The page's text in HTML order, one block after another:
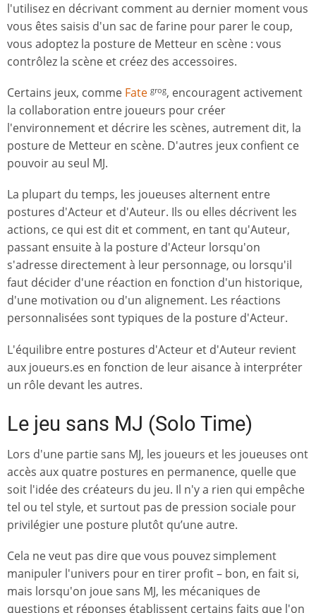
l'utilisez en décrivant comment au dernier moment vous
vous êtes saisis d'un sac de farine pour parer le coup,
vous adoptez la posture de Metteur en scène : vous
contrôlez la scène et créez des accessoires.
Certains jeux, comme Fate grog, encouragent activement
la collaboration entre joueurs pour créer
l'environnement et décrire les scènes, autrement dit, la
posture de Metteur en scène. D'autres jeux confient ce
pouvoir au seul MJ.
La plupart du temps, les joueuses alternent entre
postures d'Acteur et d'Auteur. Ils ou elles décrivent les
actions, ce qui est dit et comment, en tant qu'Auteur,
passant ensuite à la posture d'Acteur lorsqu'on
s'adresse directement à leur personnage, ou lorsqu'il
faut décider d'une réaction en fonction d'un historique,
d'une motivation ou d'un alignement. Les réactions
personnalisées sont typiques de la posture d'Acteur.
L'équilibre entre postures d'Acteur et d'Auteur revient
aux joueurs.es en fonction de leur aisance à interpréter
un rôle devant les autres.
Le jeu sans MJ (Solo Time)
Lors d'une partie sans MJ, les joueurs et les joueuses ont
accès aux quatre postures en permanence, quelle que
soit l'idée des créateurs du jeu. Il n'y a rien qui empêche
tel ou tel style, et surtout pas de pression sociale pour
privilégier une posture plutôt qu’une autre.
Cela ne veut pas dire que vous pouvez simplement
manipuler l'univers pour en tirer profit – bon, en fait si,
mais lorsqu'on joue sans MJ, les mécaniques de
questions et réponses établissent certains faits que l'on